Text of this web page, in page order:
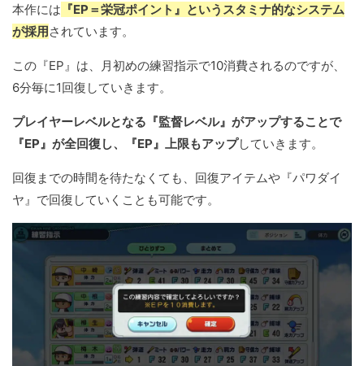
本作には 『EP＝栄冠ポイント』というスタミナ的なシステム
が採用されています。
この『EP』は、月初めの練習指示で10消費されるのですが、
6分毎に1回復していきます。
プレイヤーレベルとなる『監督レベル』がアップすることで
『EP』が全回復し、『EP』上限もアップしていきます。
回復までの時間を待たなくても、回復アイテムや『パワダイ
ヤ』で回復していくことも可能です。